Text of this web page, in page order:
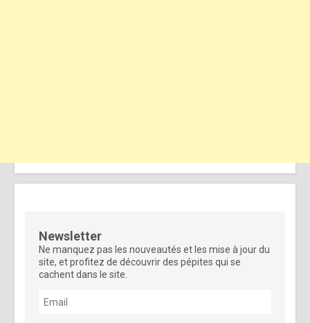
Newsletter
Ne manquez pas les nouveautés et les mise à jour du
site, et profitez de découvrir des pépites qui se
cachent dans le site.